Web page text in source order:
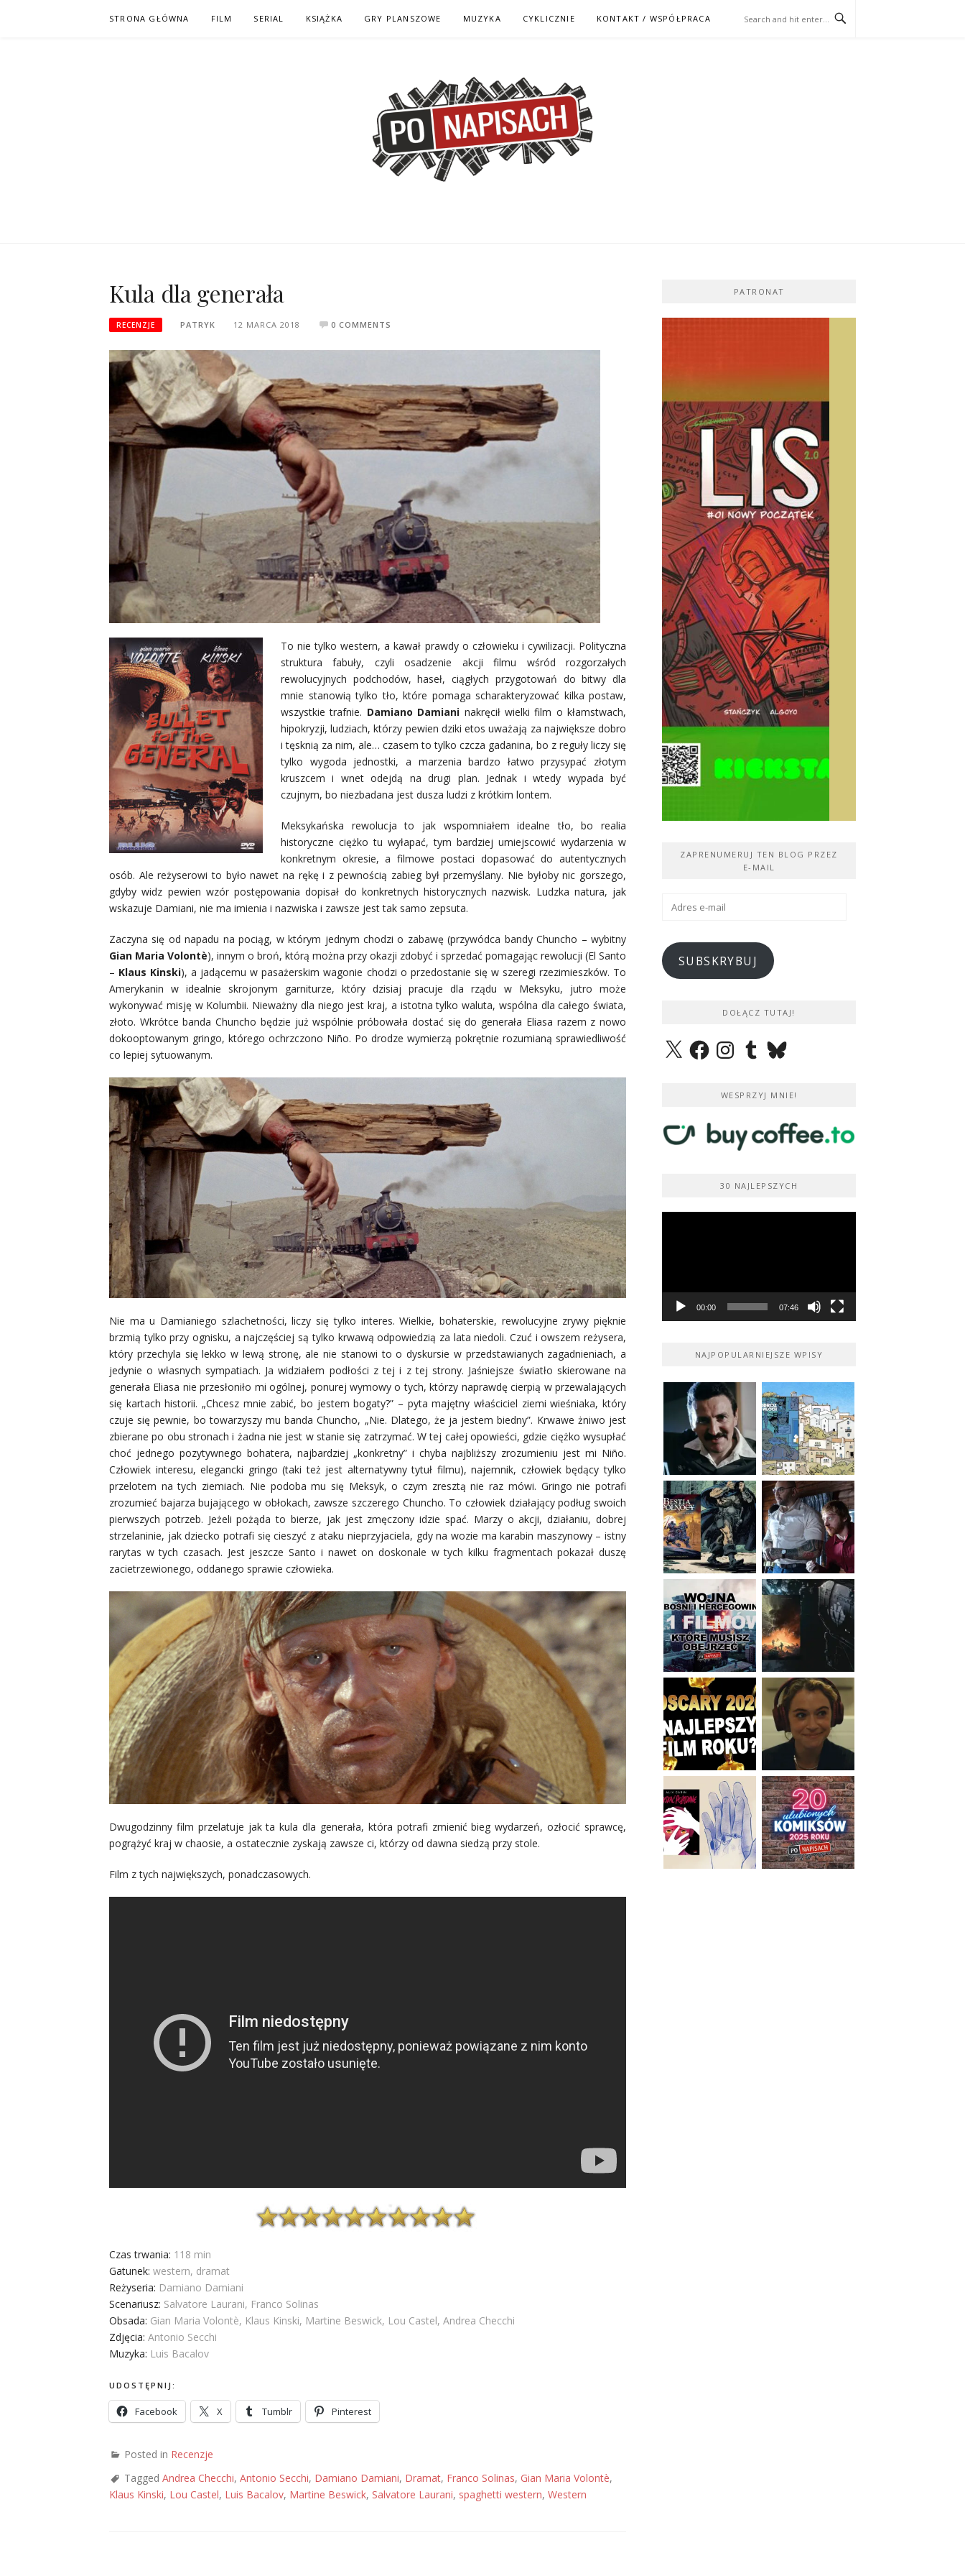
STRONA GŁÓWNA FILM SERIAL KSIĄŻKA GRY PLANSZOWE MUZYKA CYKLICZNIE KONTAKT / WSPÓŁPRACA
Kula dla generała
RECENZJE PATRYK 12 MARCA 2018 0 COMMENTS
To nie tylko western, a kawał prawdy o człowieku i cywilizacji. Polityczna
struktura fabuły, czyli osadzenie akcji filmu wśród rozgorzałych
rewolucyjnych podchodów, haseł, ciągłych przygotowań do bitwy dla
mnie stanowią tylko tło, które pomaga scharakteryzować kilka postaw,
wszystkie trafnie. Damiano Damiani nakręcił wielki film o kłamstwach,
hipokryzji, ludziach, którzy pewien dziki etos uważają za największe dobro
i tęsknią za nim, ale… czasem to tylko czcza gadanina, bo z reguły liczy się
tylko wygoda jednostki, a marzenia bardzo łatwo przysypać złotym
kruszcem i wnet odejdą na drugi plan. Jednak i wtedy wypada być
czujnym, bo niezbadana jest dusza ludzi z krótkim lontem.
Meksykańska rewolucja to jak wspomniałem idealne tło, bo realia
historyczne ciężko tu wyłapać, tym bardziej umiejscowić wydarzenia w
konkretnym okresie, a filmowe postaci dopasować do autentycznych
osób. Ale reżyserowi to było nawet na rękę i z pewnością zabieg był przemyślany. Nie byłoby nic gorszego,
gdyby widz pewien wzór postępowania dopisał do konkretnych historycznych nazwisk. Ludzka natura, jak
wskazuje Damiani, nie ma imienia i nazwiska i zawsze jest tak samo zepsuta.
Zaczyna się od napadu na pociąg, w którym jednym chodzi o zabawę (przywódca bandy Chuncho – wybitny
Gian Maria Volontè), innym o broń, którą można przy okazji zdobyć i sprzedać pomagając rewolucji (El Santo
– Klaus Kinski), a jadącemu w pasażerskim wagonie chodzi o przedostanie się w szeregi rzezimieszków. To
Amerykanin w idealnie skrojonym garniturze, który dzisiaj pracuje dla rządu w Meksyku, jutro może
wykonywać misję w Kolumbii. Nieważny dla niego jest kraj, a istotna tylko waluta, wspólna dla całego świata,
złoto. Wkrótce banda Chuncho będzie już wspólnie próbowała dostać się do generała Eliasa razem z nowo
dokooptowanym gringo, którego ochrzczono Niño. Po drodze wymierzą pokrętnie rozumianą sprawiedliwość
co lepiej sytuowanym.
Nie ma u Damianiego szlachetności, liczy się tylko interes. Wielkie, bohaterskie, rewolucyjne zrywy pięknie
brzmią tylko przy ognisku, a najczęściej są tylko krwawą odpowiedzią za lata niedoli. Czuć i owszem reżysera,
który przechyla się lekko w lewą stronę, ale nie stanowi to o dyskursie w przedstawianych zagadnieniach, a
jedynie o własnych sympatiach. Ja widziałem podłości z tej i z tej strony. Jaśniejsze światło skierowane na
generała Eliasa nie przesłoniło mi ogólnej, ponurej wymowy o tych, którzy naprawdę cierpią w przewalających
się kartach historii. „Chcesz mnie zabić, bo jestem bogaty?” – pyta majętny właściciel ziemi wieśniaka, który
czuje się pewnie, bo towarzyszy mu banda Chuncho, „Nie. Dlatego, że ja jestem biedny”. Krwawe żniwo jest
zbierane po obu stronach i żadna nie jest w stanie się zatrzymać. W tej całej opowieści, gdzie ciężko wysupłać
choć jednego pozytywnego bohatera, najbardziej „konkretny” i chyba najbliższy zrozumieniu jest mi Niño.
Człowiek interesu, elegancki gringo (taki też jest alternatywny tytuł filmu), najemnik, człowiek będący tylko
przelotem na tych ziemiach. Nie podoba mu się Meksyk, o czym zresztą nie raz mówi. Gringo nie potrafi
zrozumieć bajarza bujającego w obłokach, zawsze szczerego Chuncho. To człowiek działający podług swoich
pierwszych potrzeb. Jeżeli pożąda to bierze, jak jest zmęczony idzie spać. Marzy o akcji, działaniu, dobrej
strzelaninie, jak dziecko potrafi się cieszyć z ataku nieprzyjaciela, gdy na wozie ma karabin maszynowy – istny
rarytas w tych czasach. Jest jeszcze Santo i nawet on doskonale w tych kilku fragmentach pokazał duszę
zacietrzewionego, oddanego sprawie człowieka.
Dwugodzinny film przelatuje jak ta kula dla generała, która potrafi zmienić bieg wydarzeń, ozłocić sprawcę,
pogrążyć kraj w chaosie, a ostatecznie zyskają zawsze ci, którzy od dawna siedzą przy stole.
Film z tych największych, ponadczasowych.
Czas trwania: 118 min
Gatunek: western, dramat
Reżyseria: Damiano Damiani
Scenariusz: Salvatore Laurani, Franco Solinas
Obsada: Gian Maria Volontè, Klaus Kinski, Martine Beswick, Lou Castel, Andrea Checchi
Zdjęcia: Antonio Secchi
Muzyka: Luis Bacalov
UDOSTĘPNIJ:
Facebook X Tumblr Pinterest
Posted in Recenzje
Tagged Andrea Checchi, Antonio Secchi, Damiano Damiani, Dramat, Franco Solinas, Gian Maria Volontè,
Klaus Kinski, Lou Castel, Luis Bacalov, Martine Beswick, Salvatore Laurani, spaghetti western, Western
PATRONAT
ZAPRENUMERUJ TEN BLOG PRZEZ
E-MAIL
Adres
SUBSKRYBUJ
DOŁĄCZ TUTAJ!
X FacebookInstagramTumblrBluesky
WESPRZYJ MNIE!
30 NAJLEPSZYCH
00:00 07:46
NAJPOPULARNIEJSZE WPISY